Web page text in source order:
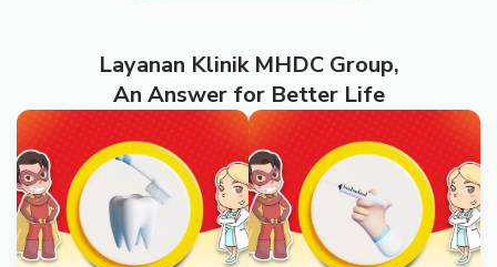
Layanan Klinik MHDC Group,
An Answer for Better Life